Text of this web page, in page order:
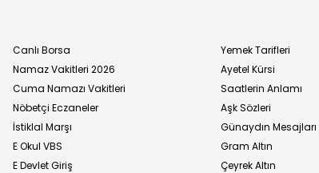
Canlı Borsa
Namaz Vakitleri 2026
Cuma Namazı Vakitleri
Nöbetçi Eczaneler
İstiklal Marşı
E Okul VBS
E Devlet Giriş
Yemek Tarifleri
Ayetel Kürsi
Saatlerin Anlamı
Aşk Sözleri
Günaydın Mesajları
Gram Altın
Çeyrek Altın